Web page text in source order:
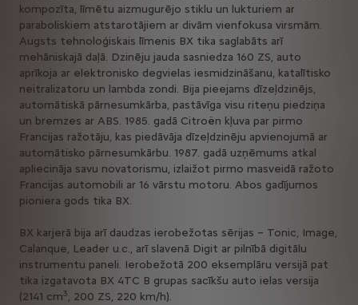
kompozīta, līmētu aizmugurējo stiklu un lukturiem ar
paraboliskiem atstarotājiem ar divām vienfokusa virsmām.
Augsts tehnoloģiskais līmenis BX tika saglabāts arī
mehāniskajā daļā. Dzinēju jauda sasniedza 160 ZS, auto
aprīkoja ar elektronisko degvielas iesmidzināšanu, katalītisko
neitralizatoru un lambda zondi. Bija pieejams dīzeļdzinējs,
automātiskā pārnesumkārba, pastāvīga visu riteņu piedziņa
un bremzes ar ABS. 1985. gadā Citroën kļuva par pirmo
Francijas ražotāju, kas piedāvāja dīzeļdzinēju apvienojumā ar
automātisko pārnesumkārbu. 1987. gadā uzņēmums atkal
apliecināja savu novatorismu, izlaižot pirmo masveidā ražoto
Francijas automobili ar 16 vārstu motoru. Abos gadījumos
pioniera gods tika BX.
BX karjerā bija arī daudzas ierobežotas sērijas – Tonic, Image,
Calanque, Leader u.c., arī slavenā Digit ar pilnībā digitālu
instrumentu paneli. Ierobežotā 200 eksemplāru versijā pat
tika izgatavota BX 4TC B grupas sacīkšu auto ielas versija
(2141 cm3, 200 ZS, 220 km/h).